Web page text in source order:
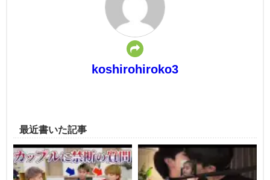
koshirohiroko3
最近書いた記事